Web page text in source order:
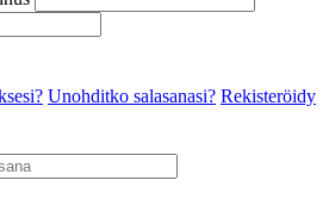
Unohditko salasanasi? Rekisteröidy